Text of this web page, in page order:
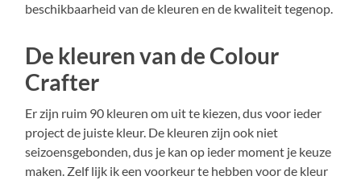
beschikbaarheid van de kleuren en de kwaliteit tegenop.
De kleuren van de Colour
Crafter
Er zijn ruim 90 kleuren om uit te kiezen, dus voor ieder
project de juiste kleur. De kleuren zijn ook niet
seizoensgebonden, dus je kan op ieder moment je keuze
maken. Zelf lijk ik een voorkeur te hebben voor de kleur